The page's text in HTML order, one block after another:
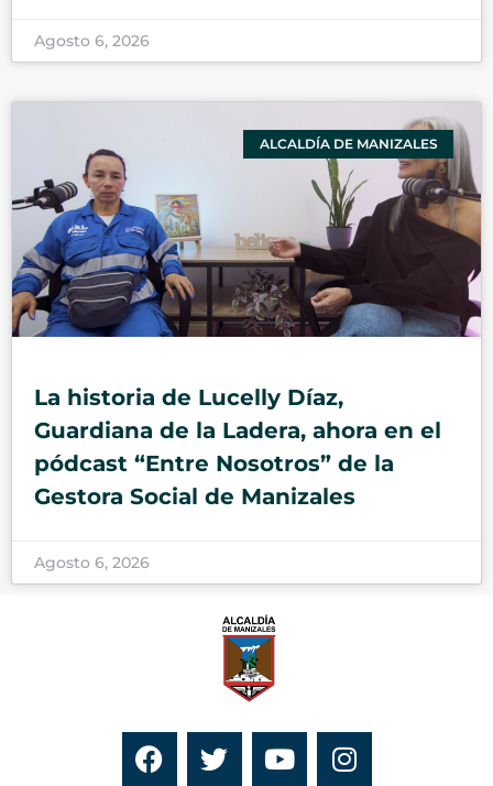
Agosto 6, 2026
ALCALDÍA DE MANIZALES
La historia de Lucelly Díaz,
Guardiana de la Ladera, ahora en el
pódcast “Entre Nosotros” de la
Gestora Social de Manizales
Agosto 6, 2026